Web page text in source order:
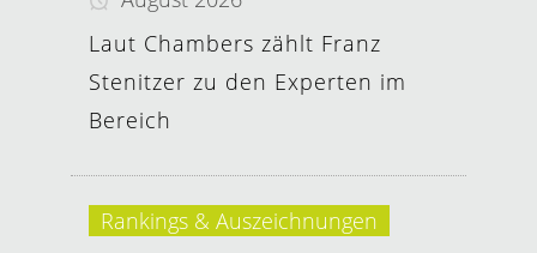
Laut Chambers zählt Franz
Stenitzer zu den Experten im
Bereich
Rankings & Auszeichnungen